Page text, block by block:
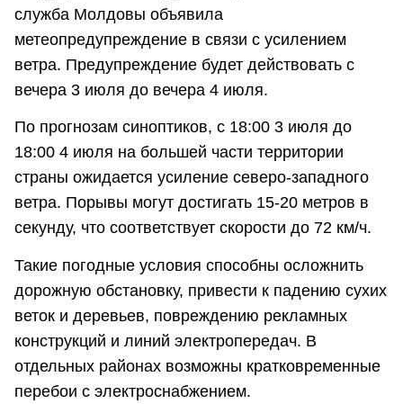
служба Молдовы объявила
метеопредупреждение в связи с усилением
ветра. Предупреждение будет действовать с
вечера 3 июля до вечера 4 июля.
По прогнозам синоптиков, с 18:00 3 июля до
18:00 4 июля на большей части территории
страны ожидается усиление северо-западного
ветра. Порывы могут достигать 15-20 метров в
секунду, что соответствует скорости до 72 км/ч.
Такие погодные условия способны осложнить
дорожную обстановку, привести к падению сухих
веток и деревьев, повреждению рекламных
конструкций и линий электропередач. В
отдельных районах возможны кратковременные
перебои с электроснабжением.